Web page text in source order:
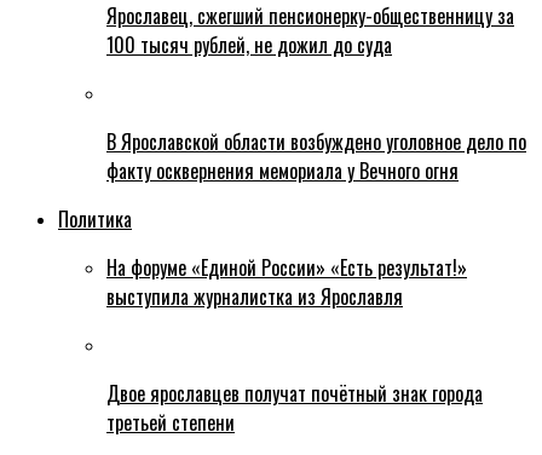
Ярославец, сжегший пенсионерку-общественницу за
100 тысяч рублей, не дожил до суда
В Ярославской области возбуждено уголовное дело по
факту осквернения мемориала у Вечного огня
Политика
На форуме «Единой России» «Есть результат!»
выступила журналистка из Ярославля
Двое ярославцев получат почётный знак города
третьей степени